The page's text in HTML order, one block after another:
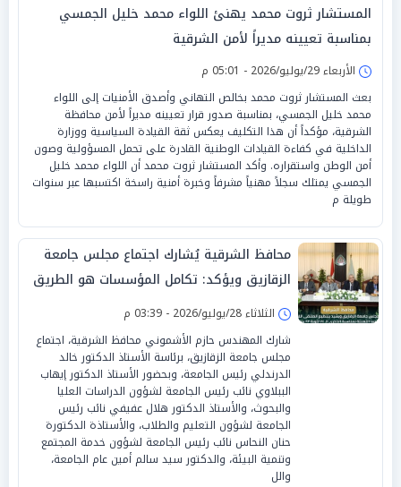
المستشار ثروت محمد يهنئ اللواء محمد خليل الجمسي
بمناسبة تعيينه مديراً لأمن الشرقية
الأربعاء 29/يوليو/2026 - 05:01 م
بعث المستشار ثروت محمد بخالص التهاني وأصدق الأمنيات إلى اللواء
محمد خليل الجمسي، بمناسبة صدور قرار تعيينه مديراً لأمن محافظة
الشرقية، مؤكداً أن هذا التكليف يعكس ثقة القيادة السياسية ووزارة
الداخلية في كفاءة القيادات الوطنية القادرة على تحمل المسؤولية وصون
أمن الوطن واستقراره. وأكد المستشار ثروت محمد أن اللواء محمد خليل
الجمسي يمتلك سجلاً مهنياً مشرفاً وخبرة أمنية راسخة اكتسبها عبر سنوات
طويلة م
محافظ الشرقية يُشارك اجتماع مجلس جامعة
الزقازيق ويؤكد: تكامل المؤسسات هو الطريق
لبناء الإنسان ودعم التنمية الشاملة
الثلاثاء 28/يوليو/2026 - 03:39 م
شارك المهندس حازم الأشموني محافظ الشرقية، اجتماع
مجلس جامعة الزقازيق، برئاسة الأستاذ الدكتور خالد
الدرندلي رئيس الجامعة، وبحضور الأستاذ الدكتور إيهاب
الببلاوي نائب رئيس الجامعة لشؤون الدراسات العليا
والبحوث، والأستاذ الدكتور هلال عفيفي نائب رئيس
الجامعة لشؤون التعليم والطلاب، والأستاذة الدكتورة
حنان النحاس نائب رئيس الجامعة لشؤون خدمة المجتمع
وتنمية البيئة، والدكتور سيد سالم أمين عام الجامعة،
والل